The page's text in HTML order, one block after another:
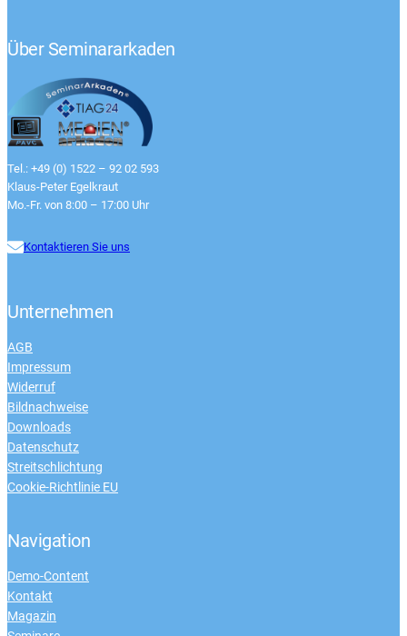
Über Seminararkaden
Tel.: +49 (0) 1522 – 92 02 593
Klaus-Peter Egelkraut
Mo.-Fr. von 8:00 – 17:00 Uhr
Kontaktieren Sie uns
Unternehmen
AGB
Impressum
Widerruf
Bildnachweise
Downloads
Datenschutz
Streitschlichtung
Cookie-Richtlinie EU
Navigation
Demo-Content
Kontakt
Magazin